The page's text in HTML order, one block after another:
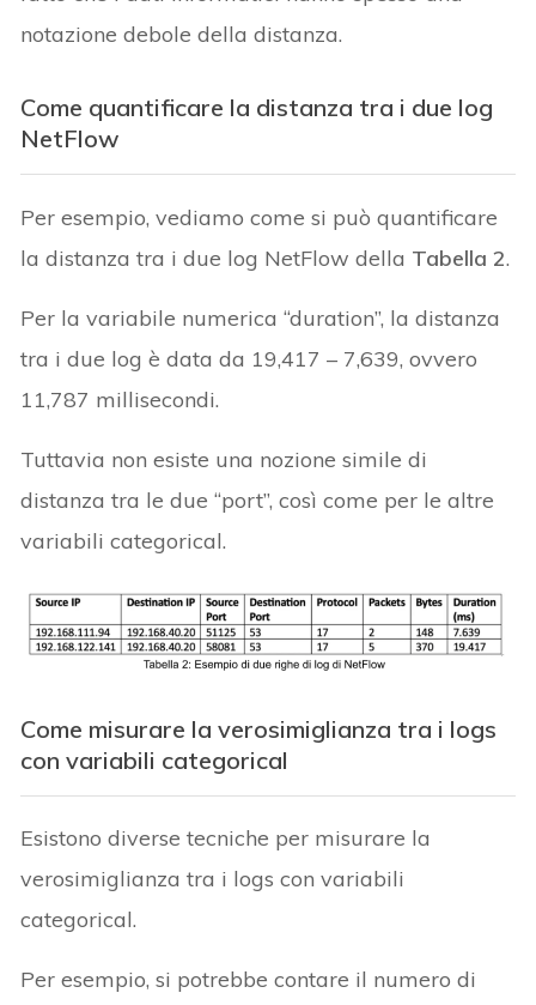
notazione debole della distanza.
Come quantificare la distanza tra i due log
NetFlow
Per esempio, vediamo come si può quantificare
la distanza tra i due log NetFlow della Tabella 2.
Per la variabile numerica “duration”, la distanza
tra i due log è data da 19,417 – 7,639, ovvero
11,787 millisecondi.
Tuttavia non esiste una nozione simile di
distanza tra le due “port”, così come per le altre
variabili categorical.
Come misurare la verosimiglianza tra i logs
con variabili categorical
Esistono diverse tecniche per misurare la
verosimiglianza tra i logs con variabili
categorical.
Per esempio, si potrebbe contare il numero di